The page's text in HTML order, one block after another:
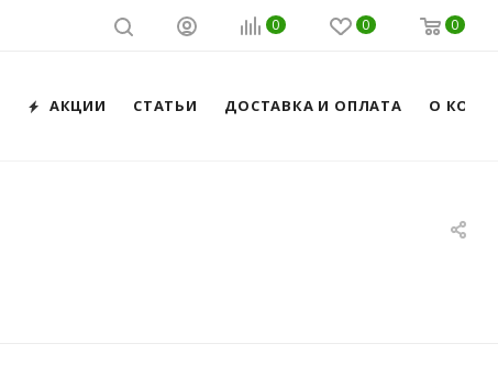
0 0 0
АКЦИИ СТАТЬИ ДОСТАВКА И ОПЛАТА О